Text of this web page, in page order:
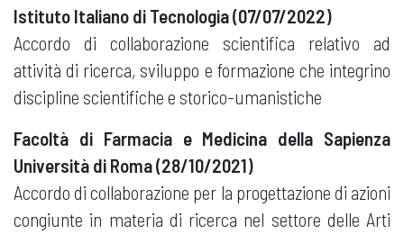
Istituto Italiano di Tecnologia (07/07/2022)
Accordo di collaborazione scientifica relativo ad
attività di ricerca, sviluppo e formazione che integrino
discipline scientifiche e storico-umanistiche
Facoltà di Farmacia e Medicina della Sapienza
Università di Roma (28/10/2021)
Accordo di collaborazione per la progettazione di azioni
congiunte in materia di ricerca nel settore delle Arti